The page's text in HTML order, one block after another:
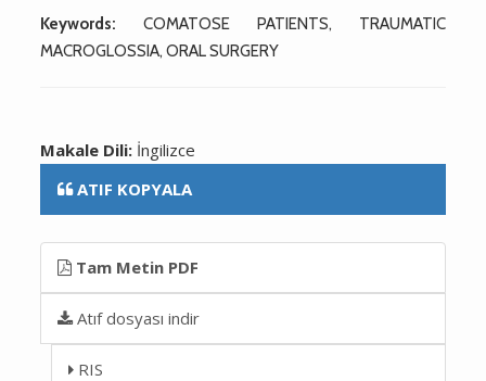
Keywords: COMATOSE PATIENTS, TRAUMATIC
MACROGLOSSIA, ORAL SURGERY
Makale Dili: İngilizce
ATIF KOPYALA
Tam Metin PDF
Atıf dosyası indir
RIS